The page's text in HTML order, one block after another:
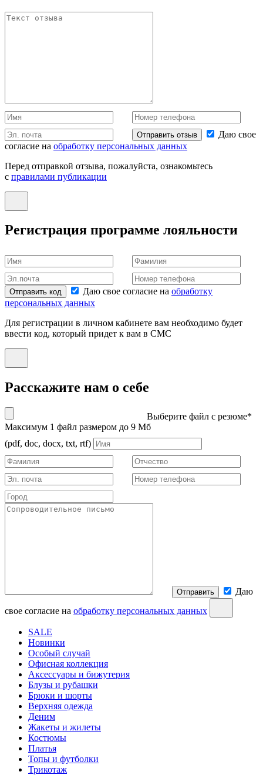
Отправить отзыв
Даю свое
согласие на обработку персональных данных
Перед отправкой отзыва, пожалуйста, ознакомьтесь
с правилами публикации
Регистрация программе лояльности
Отправить код Даю свое согласие на обработку
персональных данных
Для регистрации в личном кабинете вам необходимо будет
ввести код, который придет к вам в СМС
Расскажите нам о себе
Выберите файл с резюме*
Максимум 1 файл размером до 9 Мб
(pdf, doc, docx, txt, rtf)
Отправить
Даю
свое согласие на обработку персональных данных
SALE
Новинки
Особый случай
Офисная коллекция
Аксессуары и бижутерия
Блузы и рубашки
Брюки и шорты
Верхняя одежда
Деним
Жакеты и жилеты
Костюмы
Платья
Топы и футболки
Трикотаж